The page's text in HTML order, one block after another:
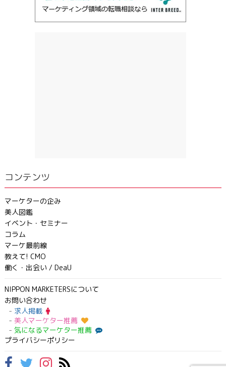
コンテンツ
マーケターの企み
美人図鑑
イベント・セミナー
コラム
マーケ最前線
教えて! CMO
働く・出会い / DeaU
NIPPON MARKETERSについて
お問い合わせ
求人掲載
美人マーケター推薦
気になるマーケター推薦
プライバシーポリシー